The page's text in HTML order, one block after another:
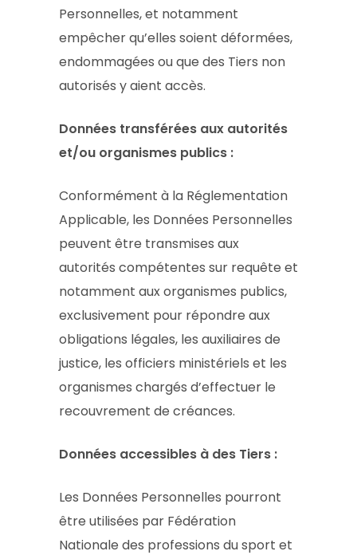
Personnelles, et notamment
empêcher qu’elles soient déformées,
endommagées ou que des Tiers non
autorisés y aient accès.
Données transférées aux autorités
et/ou organismes publics :
Conformément à la Réglementation
Applicable, les Données Personnelles
peuvent être transmises aux
autorités compétentes sur requête et
notamment aux organismes publics,
exclusivement pour répondre aux
obligations légales, les auxiliaires de
justice, les officiers ministériels et les
organismes chargés d’effectuer le
recouvrement de créances.
Données accessibles à des Tiers :
Les Données Personnelles pourront
être utilisées par Fédération
Nationale des professions du sport et